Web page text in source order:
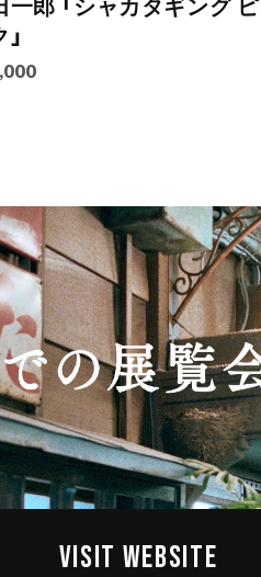
一郎 「シャカタギング ピ
VISIT WEBSITE